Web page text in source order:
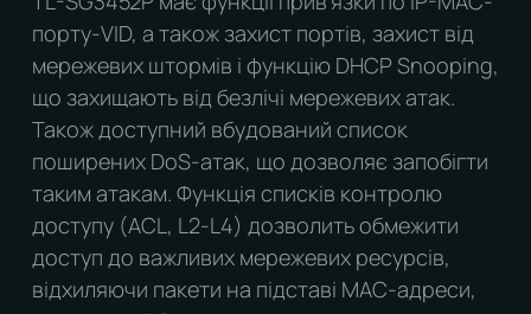
порту-VID, а також захист портів, захист від
мережевих штормів і функцію DHCP Snooping,
що захищають від безлічі мережевих атак.
Також доступний вбудований список
поширених DoS-атак, що дозволяє запобігти
таким атакам. Функція списків контролю
доступу (ACL, L2-L4) дозволить обмежити
доступ до важливих мережевих ресурсів,
відхиляючи пакети на підставі MAC-адреси,